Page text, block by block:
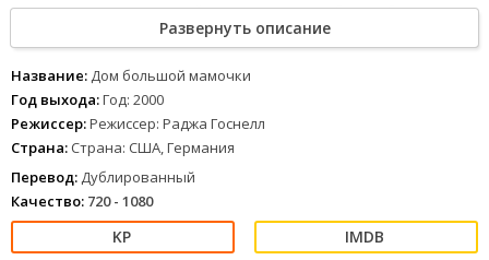
городок, где он должен поймать матерого грабителя банков,
недавно сбежавшего из тюрьмы.
Малькольм устанавливает слежку за домом властной женщины,
известной как Большая мамочка. По оперативным данным, её
должна навестить бывшая подружка преступника - Шерри - со
своим сыном. Очень простой план, но есть одна большая
проблема: Большая мамочка неожиданно покидает город...
1
7
Развернуть описание
Название: Дом большой мамочки
Год выхода:Год: 2000
Режиссер:Режиссер: Раджа Госнелл
Страна: Страна: США, Германия
Перевод: Дублированный
Качество: 720 - 1080